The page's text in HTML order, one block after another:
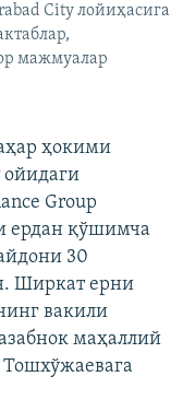
City лойиҳасига
мажмуалар
ҳокими
ойидаги
Group
ердан қўшимча
30
Ширкат ерни
вакили
маҳаллий